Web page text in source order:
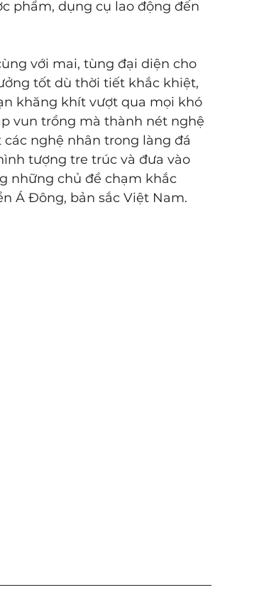
phẩm, dụng cụ lao động đến
với mai, tùng đại diện cho
tốt dù thời tiết khắc khiệt,
khăng khít vượt qua mọi khó
vun trồng mà thành nét nghệ
nghệ nhân trong làng đá
tượng tre trúc và đưa vào
những chủ đề chạm khắc
Á Đông, bản sắc Việt Nam.